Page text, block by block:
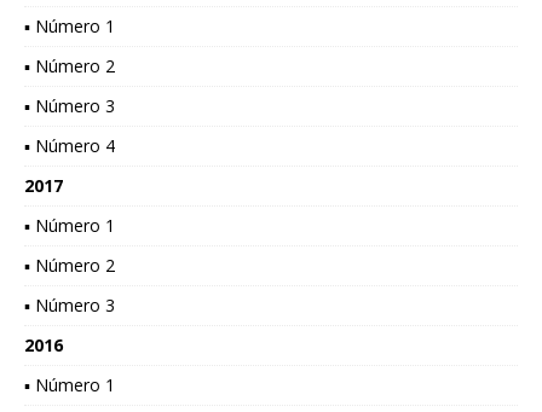
▪ Número 1
▪ Número 2
▪ Número 3
▪ Número 4
2017
▪ Número 1
▪ Número 2
▪ Número 3
2016
▪ Número 1